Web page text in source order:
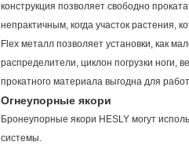
конструкция позволяет свободно
непрактичным, когда участок
Flex металл позволяет установки, как
распределители, циклон погрузки ноги,
прокатного материала выгодна для
Огнеупорные якори
Бронеупорные якори HESLY могут
системы.